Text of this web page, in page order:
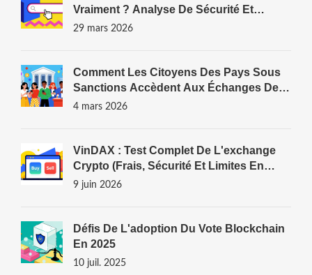
Vraiment ? Analyse De Sécurité Et
Meilleures Alternatives
29 mars 2026
Comment Les Citoyens Des Pays Sous
Sanctions Accèdent Aux Échanges De
Crypto-Monnaies
4 mars 2026
VinDAX : Test Complet De L'exchange
Crypto (Frais, Sécurité Et Limites En
2026)
9 juin 2026
Défis De L'adoption Du Vote Blockchain
En 2025
10 juil. 2025